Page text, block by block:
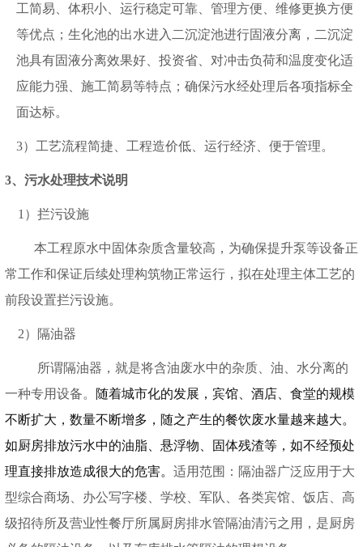
工简易、体积小、运行稳定可靠、管理方便、维修更换方便
等优点；生化池的出水进入二沉淀池进行固液分离，二沉淀
池具有固液分离效果好、投资省、对冲击负荷和温度变化适
应能力强、施工简易等特点；确保污水经处理后各项指标全
面达标。
3）工艺流程简捷、工程造价低、运行经济、便于管理。
3、污水处理技术说明
1）拦污设施
本工程原水中固体杂质含量较高，为确保提升泵等设备正
常工作和保证后续处理构筑物正常运行，拟在处理主体工艺的
前段设置拦污设施。
2）隔油器
所谓隔油器，就是将含油废水中的杂质、油、水分离的
一种专用设备。
随着城市化的发展，宾馆、酒店、食堂的规模
不断扩大，数量不断增多，随之产生的餐饮废水量越来越大。
如厨房排放污水中的油脂、悬浮物、固体残渣等，如不经预处
理直接排放造成很大的危害。 适用范围 ： 隔油器广泛应用于大
型综合商场、办公写字楼、学校、军队、各类宾馆、饭店、高
级招待所及营业性餐厅所属厨房排水管隔油清污之用，是厨房